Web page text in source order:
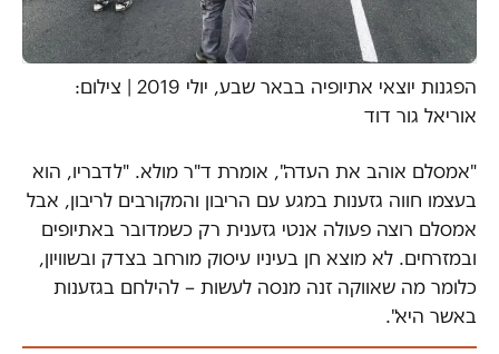
הפגנות יוצאי אתיופיה בבאר שבע, יולי 2019 | צילום:
אוריאל גור דוד
"אמסלם אוהב את העדה", אומרת ד"ר מולא. "לדבריו, הוא
בעצמו חווה גזענות במגע עם הריבון והמקורבים לריבון, אבל
אמסלם רוצה פעולה אנטי גזענית רק כשמדובר באתיופים
ובמזרחים. לא מוצא חן בעיניו עיסוק מורחב בצדק ובשוויון,
כלומר מה שאווקה זנה מנסה לעשות – להילחם בגזענות
באשר היא".